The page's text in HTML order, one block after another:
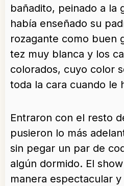
bañadito, peinado a la
había enseñado su
rozagante como buen
tez muy blanca y los
colorados, cuyo color
toda la cara cuando le
Entraron con el resto
pusieron lo más
sin pegar un par de
algún dormido. El
manera espectacular